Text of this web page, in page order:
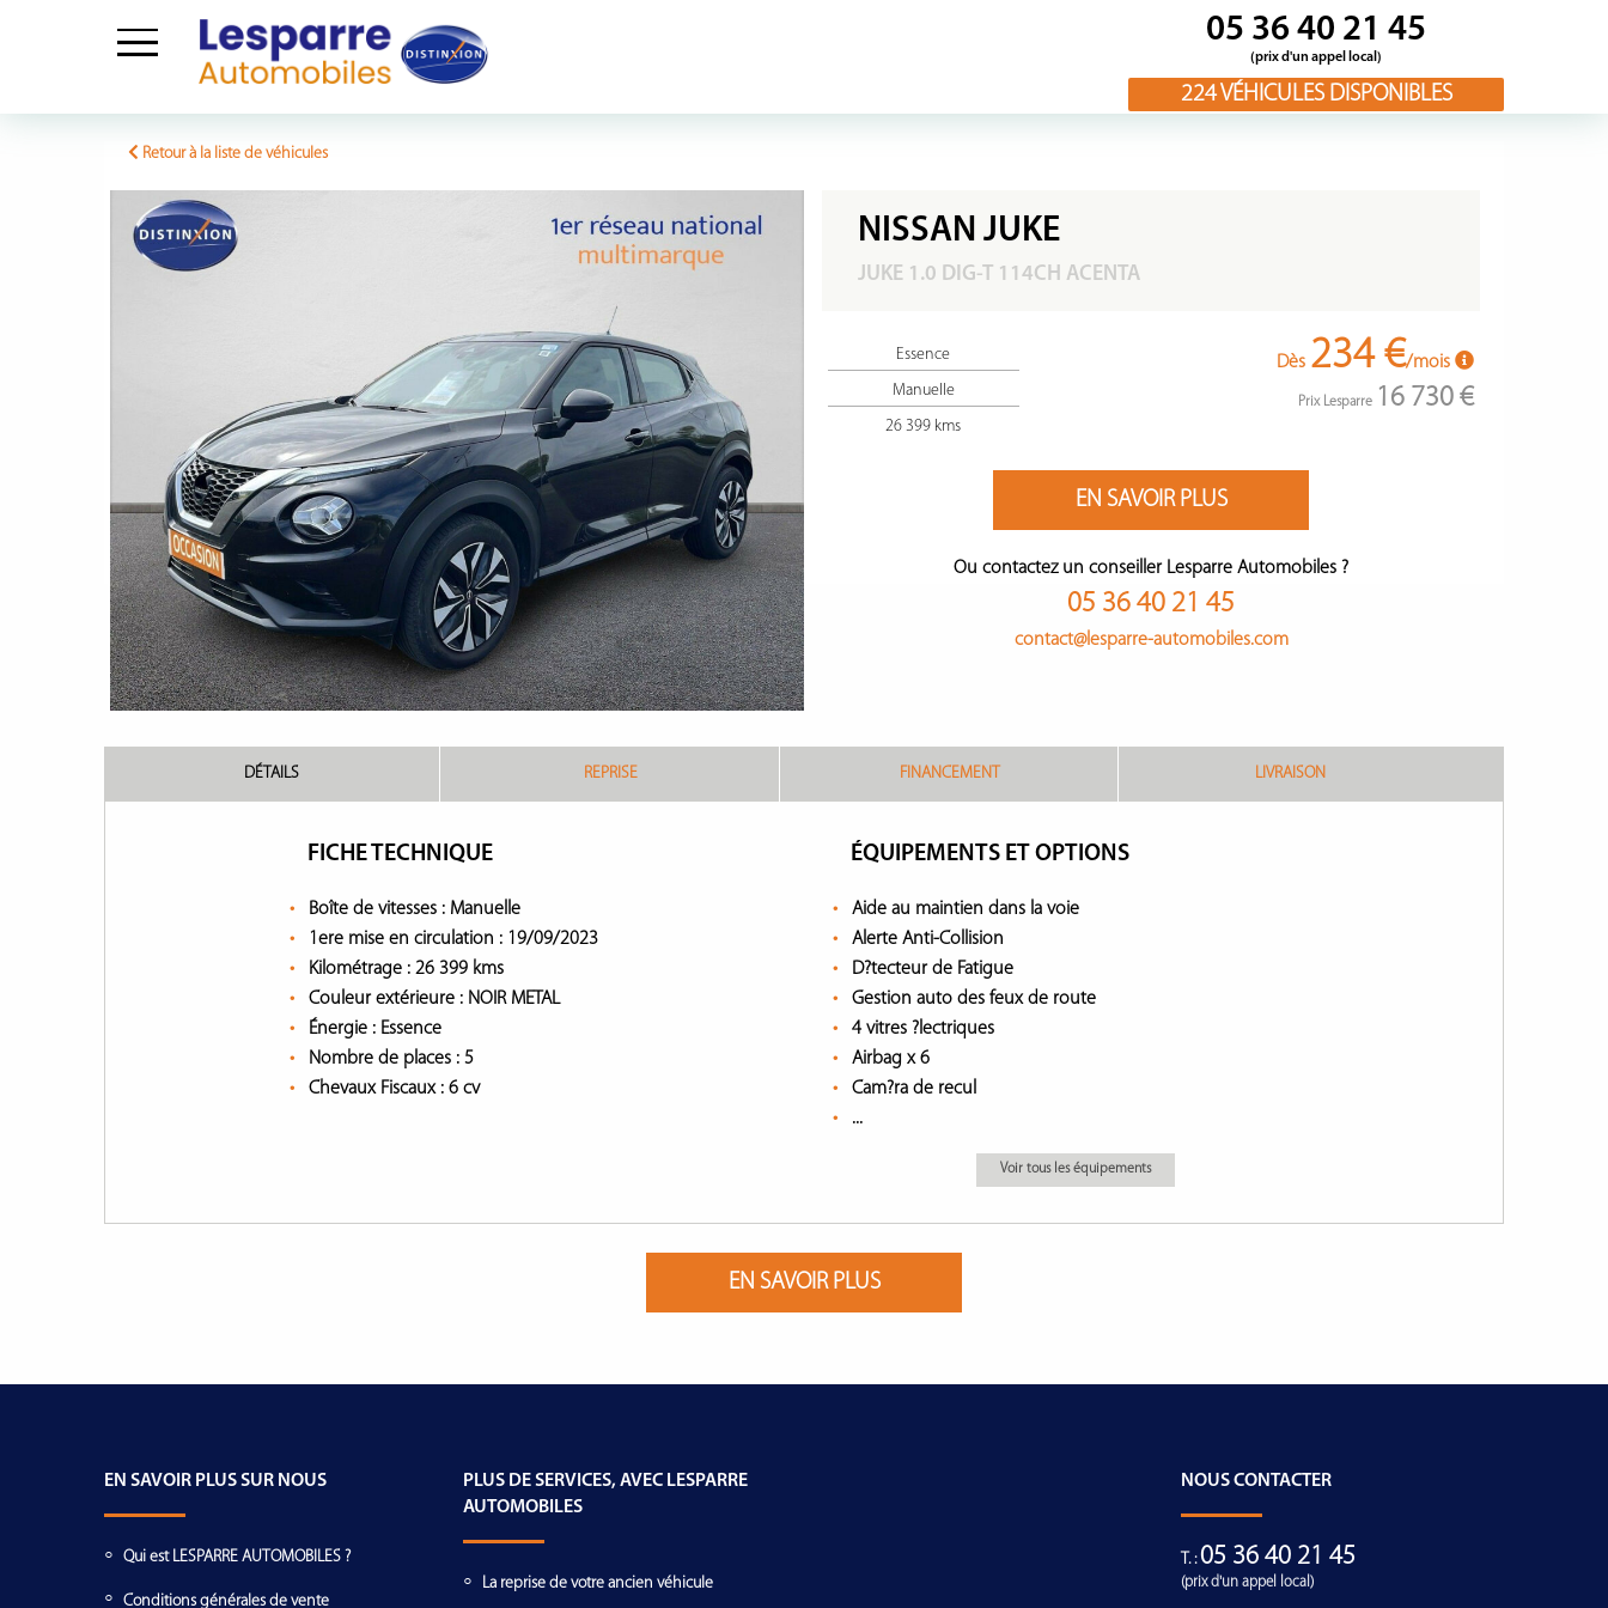
05 36 40 21 45
(prix d'un appel local)
224VÉHICULES DISPONIBLES
Retour à la liste de véhicules
NISSAN JUKE
JUKE 1.0 DIG-T 114CH ACENTA
Essence
Manuelle
26 399 kms
Dès 234 €/mois
Prix Lesparre 16 730 €
EN SAVOIR PLUS
Ou contactez un conseiller Lesparre Automobiles ?
05 36 40 21 45
contact@lesparre-automobiles.com
DÉTAILS REPRISE FINANCEMENT LIVRAISON
FICHE TECHNIQUE
Boîte de vitesses : Manuelle
1ere mise en circulation : 19/09/2023
Kilométrage : 26 399 kms
Couleur extérieure : NOIR METAL
Énergie : Essence
Nombre de places : 5
Chevaux Fiscaux : 6 cv
ÉQUIPEMENTS ET OPTIONS
Aide au maintien dans la voie
Alerte Anti-Collision
D?tecteur de Fatigue
Gestion auto des feux de route
4 vitres ?lectriques
Airbag x 6
Cam?ra de recul
...
Voir tous les équipements
EN SAVOIR PLUS
EN SAVOIR PLUS SUR NOUS
Qui est LESPARRE AUTOMOBILES ?
Conditions générales de vente
PLUS DE SERVICES, AVEC LESPARRE
AUTOMOBILES
La reprise de votre ancien véhicule
NOUS CONTACTER
T. :05 36 40 21 45
(prix d'un appel local)